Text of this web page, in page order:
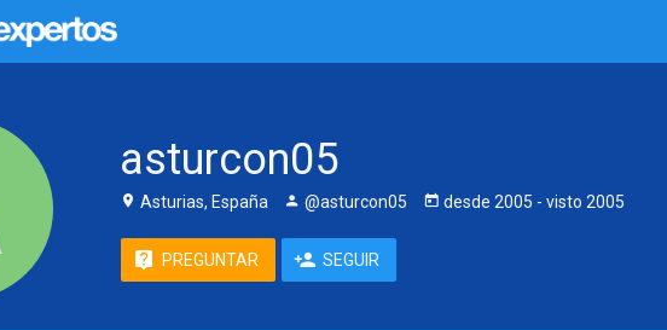
asturcon05
Asturias, España @asturcon05 desde 2005 - visto 2005
PREGUNTAR SEGUIR